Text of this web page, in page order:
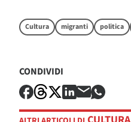
Cultura migranti politica
CONDIVIDI